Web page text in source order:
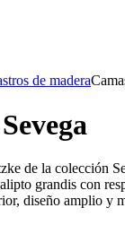
de madera
de la colección
grandis con
diseño amplio y